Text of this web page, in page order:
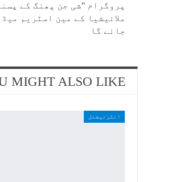
پروگرام "شی جن پھنگ کے
ملائیشیا کے مین اسٹریم
جائے گا
MIGHT ALSO LIKE
انٹرنیشنل